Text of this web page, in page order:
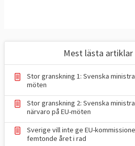
november 2014 med så
majoritet: minst 55 procent
medlemsländerna vars
befolkning motsvarar minst
EU:s invånare måste säga
minoritet för att stoppa ett
bestå av minst fyra länder
procent av befolkningen, se
Mest lästa
Stor granskning 1: Svenska
möten
Stor granskning 2: Svenska
närvaro på EU-möten
Sverige vill inte ge EU-
femtonde året i rad